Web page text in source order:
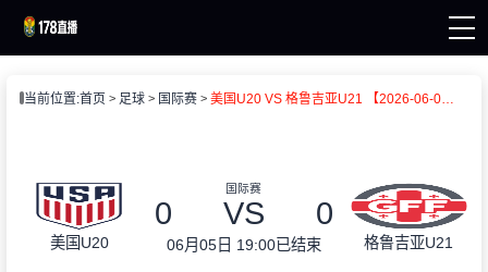
当前位置:首页 足球 国际赛 美国U20 VS 格鲁吉亚U21 【2026-06-05 19:00:00】
美国U20
国际赛
0 VS 0
06月05日 19:00已结束 格鲁吉亚U21